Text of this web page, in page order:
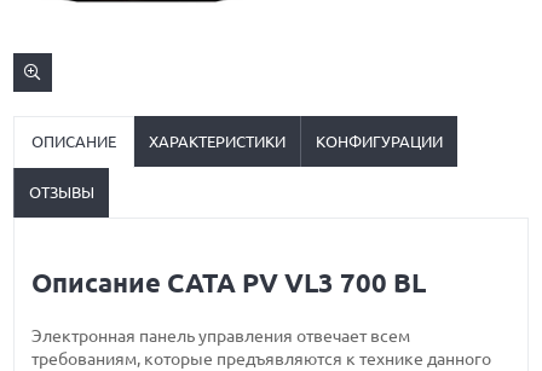
ОПИСАНИЕ ХАРАКТЕРИСТИКИ КОНФИГУРАЦИИ
ОТЗЫВЫ
Описание CATA PV VL3 700 BL
Электронная панель управления отвечает всем
требованиям, которые предъявляются к технике данного